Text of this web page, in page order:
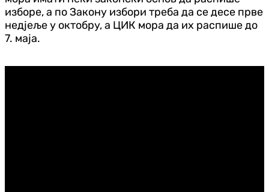
изборе, а по Закону избори треба да се десе прве
недјеље у октобру, а ЦИК мора да их распише до
7. маја.